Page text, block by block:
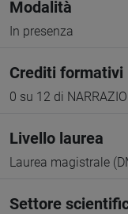
Modalità
In presenza
Crediti formativi
0 su 12 di
Livello laurea
Laurea magistrale
Settore